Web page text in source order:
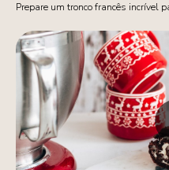
Prepare um tronco francês incrível